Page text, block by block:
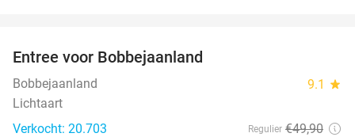
Entree voor Bobbejaanland
Bobbejaanland 9.1 star
Lichtaart
Verkocht: 20.703
Regulier €49,90